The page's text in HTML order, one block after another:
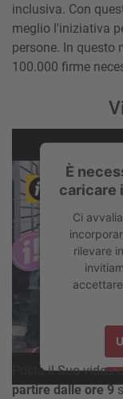
inclusiva. Con
meglio l'iniziativa
persone. In questo
100.000 firme
È
caricare
Ci
rilevare
Associazione per una
Posta il Suo
partire dalle ore 9